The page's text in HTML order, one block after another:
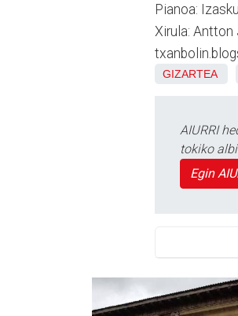
Pianoa:
Xirula: Antton
GIZARTEA
AIURRI
tokiko
Egin